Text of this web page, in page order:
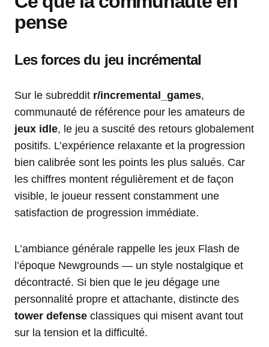
pense
Les forces du jeu incrémental
Sur le subreddit r/incremental_games,
communauté de référence pour les amateurs de
jeux idle, le jeu a suscité des retours globalement
positifs. L’expérience relaxante et la progression
bien calibrée sont les points les plus salués. Car
les chiffres montent régulièrement et de façon
visible, le joueur ressent constamment une
satisfaction de progression immédiate.
L’ambiance générale rappelle les jeux Flash de
l’époque Newgrounds — un style nostalgique et
décontracté. Si bien que le jeu dégage une
personnalité propre et attachante, distincte des
tower defense classiques qui misent avant tout
sur la tension et la difficulté.